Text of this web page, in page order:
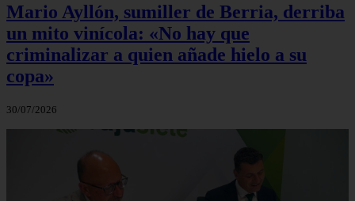
Mario Ayllón, sumiller de Berria, derriba
un mito vinícola: «No hay que
criminalizar a quien añade hielo a su
copa»
30/07/2026